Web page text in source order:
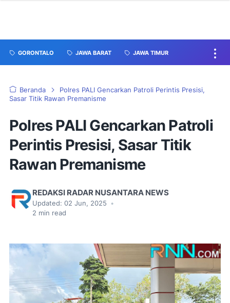
GORONTALO JAWA BARAT JAWA TIMUR
Beranda
Polres PALI Gencarkan Patroli Perintis Presisi,
Sasar Titik Rawan Premanisme
Polres PALI Gencarkan Patroli
Perintis Presisi, Sasar Titik
Rawan Premanisme
REDAKSI RADAR NUSANTARA NEWS
Updated: 02 Jun, 2025
•
2 min read